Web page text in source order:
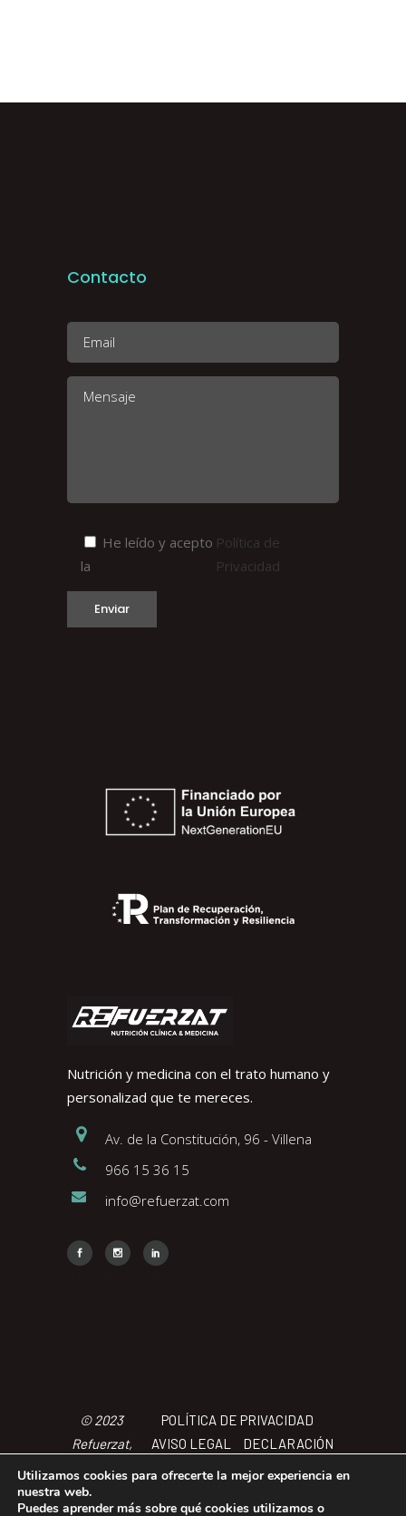
Nutrición y medicina con el trato humano y
personalizad que te mereces.
Av. de la Constitución, 96 - Villena
966 15 36 15
info@refuerzat.com
Contacto
He leído y acepto
la
Política de
Privacidad
© 2023
Refuerzat,
Todos los
derechos
POLÍTICA DE PRIVACIDAD
AVISO LEGAL
DECLARACIÓN
DE ACCCESIBILIDAD
POLÍTICA
Utilizamos cookies para ofrecerte la mejor experiencia en
nuestra web.
Puedes aprender más sobre qué cookies utilizamos o